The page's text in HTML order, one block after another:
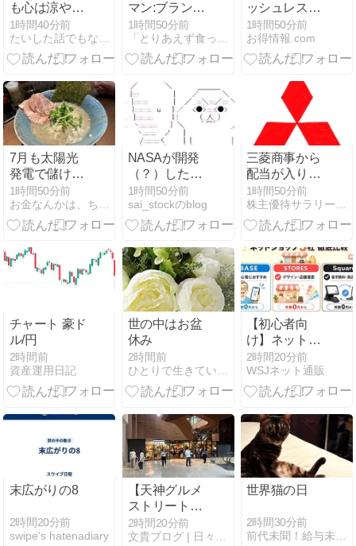
も心は涼やか
にゴルフをし
たいな
あ、、、
1時間40分前
マン:ブラン
ド・ニュー・
デイ」＠新ピ
カ
1時間50分前
ッシュレス決
済で支払う
と、最大10％
還元！（8月
1時間50分前
お得情報.com
7月も太陽光
発電で儲けさ
せてもらいま
した。
1時間50分前
NASAが開発
（？）した冷
感ポンチョ
「着るだけで
体感-15℃」←
1時間50分前
sai_stockのblog
三菱商事から
配当が入りま
した！
1時間50分前
チャート 豪ド
ル/円
2時間前
資産運用日記
世の中はお盆
休み
2時間前
【初心者向
け】ネットシ
ョップでは何
が売れる？売
れやすい商品
説
2時間20分前
WSJネット通販
末広がりの8
2時間20分前
swipe's hatenadiary
【天神グルメ
ストリート天
神イナチカ】
South Side開
2時間20分前
世界猫の日
2時間30分前